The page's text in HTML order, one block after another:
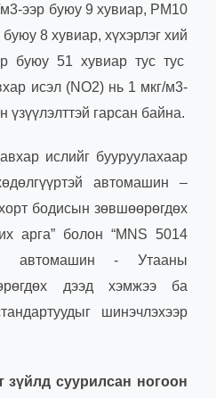
ээр буюу 9 хувиар, PM10
8 хувиар, хүхэрлэг хий
буюу 51 хувиар тус тус
исэл (NO2) нь 1 мкг/м3-
үзүүлэлттэй гарсан байна.
ислийг бууруулахаар
автомашин –
бодисын зөвшөөрөгдөх
арга” болон “MNS 5014
автомашин - Утааны
дээд хэмжээ ба
шинэчлэхээр
зүйлд суурилсан ногоон